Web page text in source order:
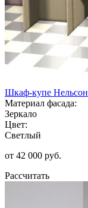
Шкаф-купе Нельсон
Материал фасада:
Зеркало
Цвет:
Светлый
от 42 000 руб.
Рассчитать